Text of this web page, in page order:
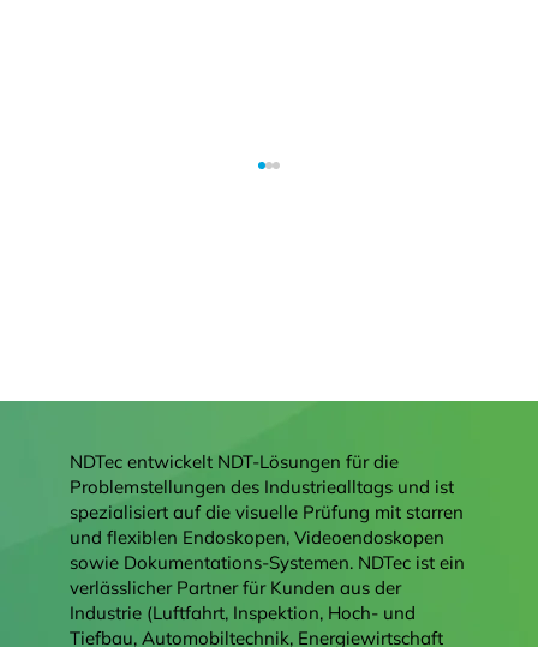
den neuesten Stand!
NDTec entwickelt NDT-Lösungen für die
Problemstellungen des Industriealltags und ist
spezialisiert auf die visuelle Prüfung mit starren
und flexiblen Endoskopen, Videoendoskopen
sowie Dokumentations-Systemen. NDTec ist ein
verlässlicher Partner für Kunden aus der
Industrie (Luftfahrt, Inspektion, Hoch- und
Tiefbau, Automobiltechnik, Energiewirtschaft